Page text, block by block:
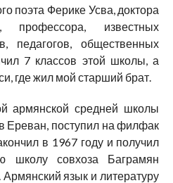
поэта Ферике Усва, доктора
профессора, известных
педагогов, общественных
7 классов этой школы, а
где жил мой старший брат.
армянской средней школы
Ереван, поступил на филфак
в 1967 году и получил
школу совхоза Баграмян
язык и литературу